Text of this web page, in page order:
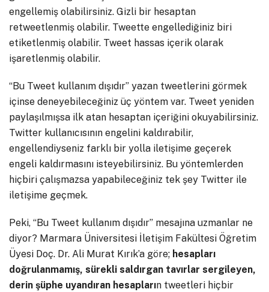
engellemiş olabilirsiniz. Gizli bir hesaptan
retweetlenmiş olabilir. Tweette engellediğiniz biri
etiketlenmiş olabilir. Tweet hassas içerik olarak
işaretlenmiş olabilir.
“Bu Tweet kullanım dışıdır” yazan tweetlerini görmek
içinse deneyebileceğiniz üç yöntem var. Tweet yeniden
paylaşılmışsa ilk atan hesaptan içeriğini okuyabilirsiniz.
Twitter kullanıcısının engelini kaldırabilir,
engellendiyseniz farklı bir yolla iletişime geçerek
engeli kaldırmasını isteyebilirsiniz. Bu yöntemlerden
hiçbiri çalışmazsa yapabileceğiniz tek şey Twitter ile
iletişime geçmek.
Peki, “Bu Tweet kullanım dışıdır” mesajına uzmanlar ne
diyor? Marmara Üniversitesi İletişim Fakültesi Öğretim
Üyesi Doç. Dr. Ali Murat Kırık’a göre; hesapları
doğrulanmamış, sürekli saldırgan tavırlar sergileyen,
derin şüphe uyandıran hesapların tweetleri hiçbir